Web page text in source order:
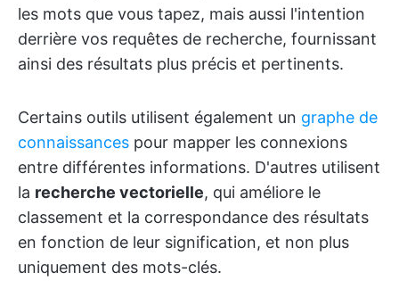
les mots que vous tapez, mais aussi l'intention
derrière vos requêtes de recherche, fournissant
ainsi des résultats plus précis et pertinents.
Certains outils utilisent également un graphe de
connaissances pour mapper les connexions
entre différentes informations. D'autres utilisent
la recherche vectorielle, qui améliore le
classement et la correspondance des résultats
en fonction de leur signification, et non plus
uniquement des mots-clés.